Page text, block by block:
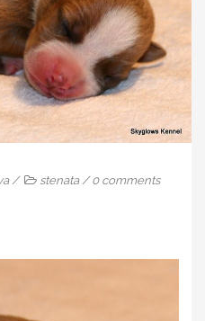
♥
/ stenata/0 comments